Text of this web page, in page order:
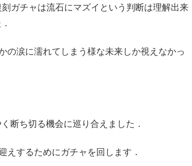
ガチャは流石にマズイという判断は理解出来
の涙に濡れてしまう様な未来しか視えなかっ
断ち切る機会に巡り合えました．
えするためにガチャを回します．